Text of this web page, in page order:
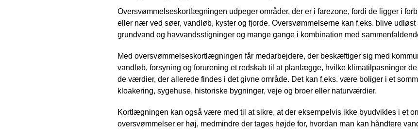
Oversvømmelseskortlægningen udpeger områder, der er i farezone, fordi de ligger i
eller nær ved søer, vandløb, kyster og fjorde. Oversvømmelserne kan f.eks. blive
grundvand og havvandsstigninger og mange gange i kombination med
Med oversvømmelseskortlægningen får medarbejdere, der beskæftiger sig med
vandløb, forsyning og forurening et redskab til at planlægge, hvilke klimatilpasninger
de værdier, der allerede findes i det givne område. Det kan f.eks. være boliger i et
kloakering, sygehuse, historiske bygninger, veje og broer eller naturværdier.
Kortlægningen kan også være med til at sikre, at der eksempelvis ikke byudvikles i et
oversvømmelser er høj, medmindre der tages højde for, hvordan man kan håndtere